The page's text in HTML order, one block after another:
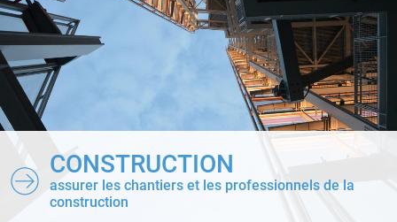
CONSTRUCTION
assurer les chantiers et les professionnels de la
construction